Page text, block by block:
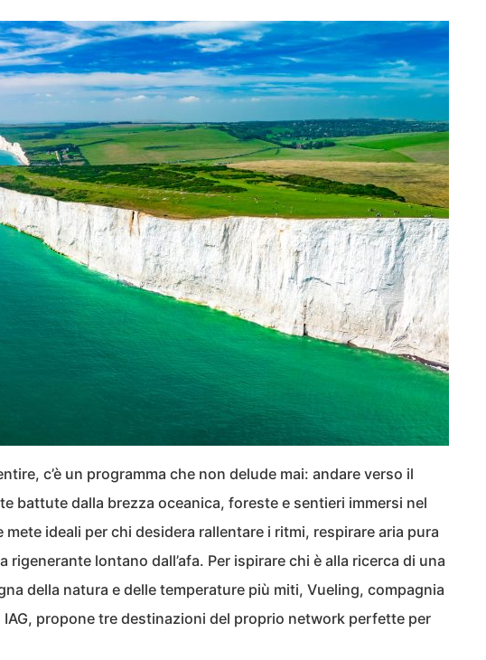
c’è un programma che non delude mai: andare verso il
battute dalla brezza oceanica, foreste e sentieri immersi nel
ideali per chi desidera rallentare i ritmi, respirare aria pura
rigenerante lontano dall’afa. Per ispirare chi è alla ricerca di una
della natura e delle temperature più miti, Vueling, compagnia
propone tre destinazioni del proprio network perfette per